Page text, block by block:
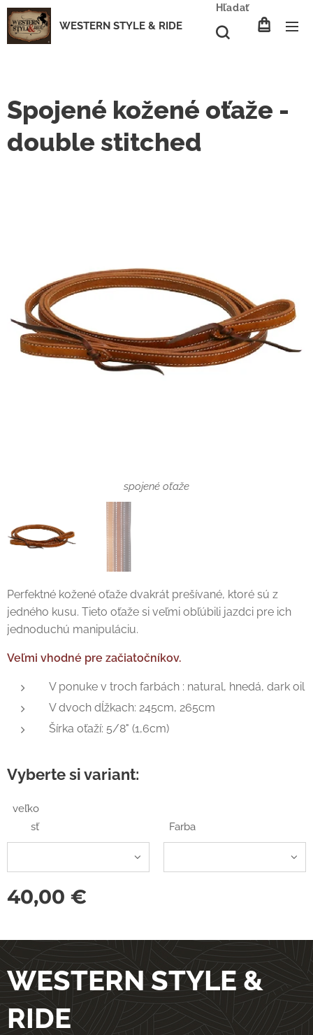
WESTERN STYLE & RIDE
Hľadať
Spojené kožené oťaže -
double stitched
spojené oťaže
natural, hnedá, dark oil
Perfektné kožené oťaže dvakrát prešívané, ktoré sú z
jedného kusu. Tieto oťaže si veľmi obľúbili jazdci pre ich
jednoduchú manipuláciu.
Veľmi vhodné pre začiatočníkov.
V ponuke v troch farbách : natural, hnedá, dark oil
V dvoch dĺžkach: 245cm, 265cm
Šírka oťaží: 5/8" (1,6cm)
Vyberte si variant:
veľko
sť
Farba
40,00 €
WESTERN STYLE &
RIDE